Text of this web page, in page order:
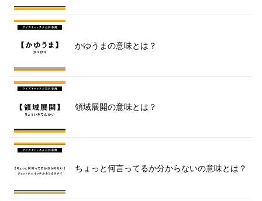
かゆうまの意味とは？
領域展開の意味とは？
ちょっと何言ってるか分からないの意味とは？